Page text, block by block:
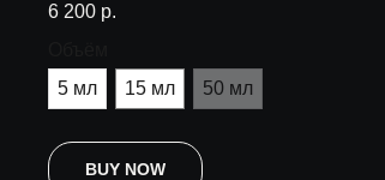
6 200 р.
5 мл
15 мл 50 мл
BUY NOW